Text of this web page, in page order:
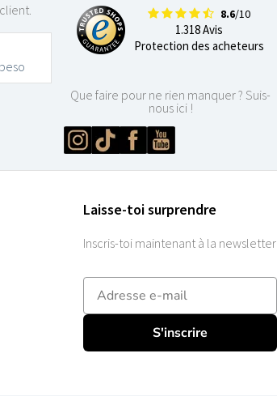
8.6/10
1.318 Avis
Protection des acheteurs
Que faire pour ne rien manquer ? Suis-
nous ici !
Laisse-toi surprendre
Inscris-toi maintenant à la newsletter
E-mailadres
S'inscrire